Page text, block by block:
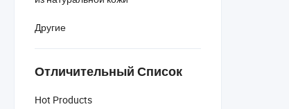
Другие
Отличительный Список
Hot Products